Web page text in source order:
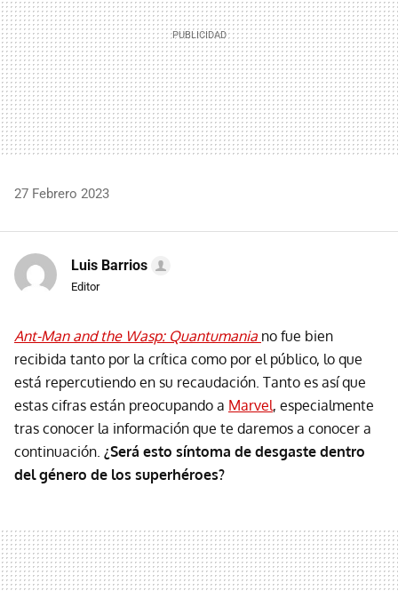
27 Febrero 2023
Luis Barrios
Editor
Ant-Man and the Wasp: Quantumania no fue bien
recibida tanto por la crítica como por el público, lo que
está repercutiendo en su recaudación. Tanto es así que
estas cifras están preocupando a Marvel, especialmente
tras conocer la información que te daremos a conocer a
continuación. ¿Será esto síntoma de desgaste dentro
del género de los superhéroes?